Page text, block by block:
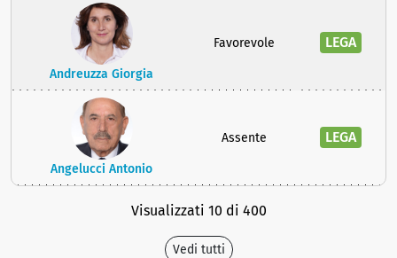
Andreuzza Giorgia
Favorevole LEGA
Angelucci Antonio
Assente LEGA
Visualizzati 10 di 400
Vedi tutti